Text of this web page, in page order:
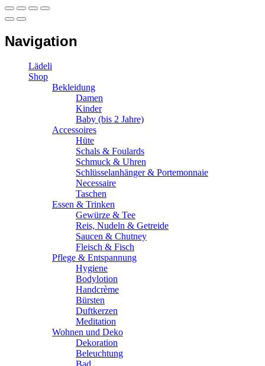
Navigation
Lädeli
Shop
Bekleidung
Damen
Kinder
Baby (bis 2 Jahre)
Accessoires
Hüte
Schals & Foulards
Schmuck & Uhren
Schlüsselanhänger & Portemonnaie
Necessaire
Taschen
Essen & Trinken
Gewürze & Tee
Reis, Nudeln & Getreide
Saucen & Chutney
Fleisch & Fisch
Pflege & Entspannung
Hygiene
Bodylotion
Handcrème
Bürsten
Duftkerzen
Meditation
Wohnen und Deko
Dekoration
Beleuchtung